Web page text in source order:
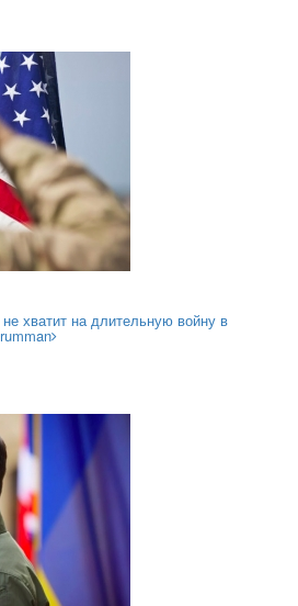
хватит на длительную войну в